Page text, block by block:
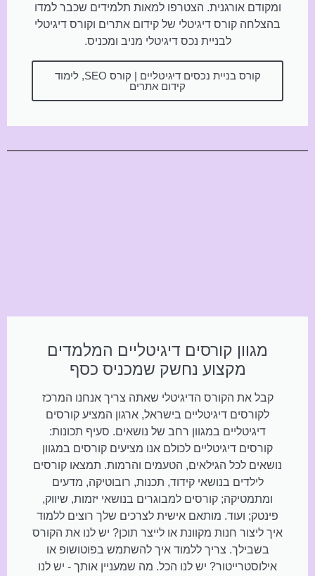
ומקודם אורגנית. הצטרפו למאות תלמידים שכבר למדו
בהצלחה קורס דיגיטלי של קידום אתרים וקורס דיגיטלי
לבניית נכס דיגיטלי מניב ומכניס.
קורס בניית נכסים דיגיטליים | קורס SEO, לימוד
קידום אתרים
מגוון קורסים דיגיטליים המלמדים
מקצוע נחשק שמכניס כסף
קבל את הקורס הדיגיטלי שאתה צריך אנחנו המרכז
לקורסים דיגיטליים בישראל, ארגון המציע קורסים
דיגיטליים במגוון רחב של נושאים. סעיף תכונות:
קורסים דיגיטליים לכולם אנו מציעים קורסים במגוון
נושאים לכל הגילאים, הטעמים והרמות. תמצאו קורסים
לילדים בנושאי קידוד, תכנות, רובוטיקה, מדעים
ומתמטיקה; קורסים למבוגרים בנושאי יזמות, שיווק,
פינטק; ועוד. מותאם אישית לצרכים שלך רוצים ללמוד
איך ליצור חנות מקוונת או לייצר תוכן? יש לנו את הקורס
בשבילך. צריך ללמוד איך להשתמש בפוטושופ או
אילוסטרייטור? יש לנו הכל. מה שמעניין אותך - יש לנו